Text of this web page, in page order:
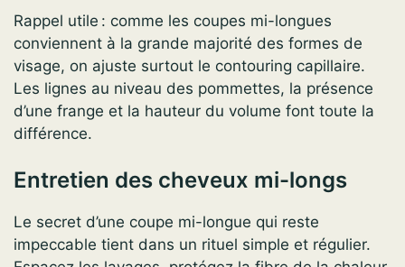
Rappel utile : comme les coupes mi-longues
conviennent à la grande majorité des formes de
visage, on ajuste surtout le contouring capillaire.
Les lignes au niveau des pommettes, la présence
d’une frange et la hauteur du volume font toute la
différence.
Entretien des cheveux mi-longs
Le secret d’une coupe mi-longue qui reste
impeccable tient dans un rituel simple et régulier.